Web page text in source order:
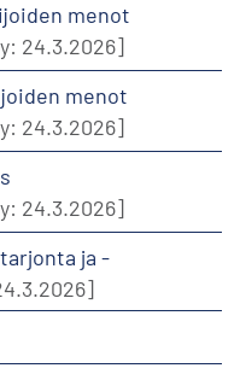
menot
24.3.2026]
menot
24.3.2026]
24.3.2026]
ja -